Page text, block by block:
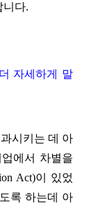
니다.
자세하게 말
시키는 데 아
에서 차별을
Act)이 있었
록 하는데 아